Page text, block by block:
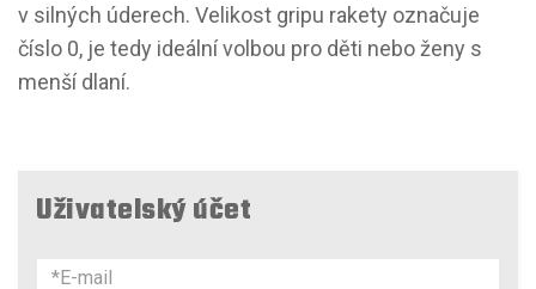
Uživatelský účet
v silných úderech. Velikost gripu rakety označuje
číslo 0, je tedy ideální volbou pro děti nebo ženy s
menší dlaní.